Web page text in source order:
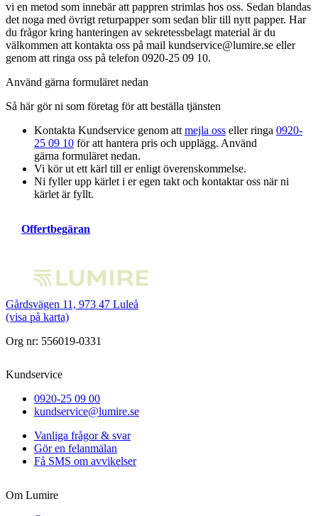
vi en metod som innebär att pappren strimlas hos oss. Sedan blandas
det noga med övrigt returpapper som sedan blir till nytt papper. Har
du frågor kring hanteringen av sekretessbelagt material är du
välkommen att kontakta oss på mail kundservice@lumire.se eller
genom att ringa oss på telefon 0920-25 09 10.
Använd gärna formuläret nedan
Så här gör ni som företag för att beställa tjänsten
Kontakta Kundservice genom att mejla oss eller ringa 0920-
25 09 10 för att hantera pris och upplägg. Använd
gärna formuläret nedan.
Vi kör ut ett kärl till er enligt överenskommelse.
Ni fyller upp kärlet i er egen takt och kontaktar oss när ni
kärlet är fyllt.
Offertbegäran
Gårdsvägen 11, 973 47 Luleå
(visa på karta)
Org nr: 556019-0331
Kundservice
0920-25 09 00
kundservice@lumire.se
Vanliga frågor & svar
Gör en felanmälan
Få SMS om avvikelser
Om Lumire